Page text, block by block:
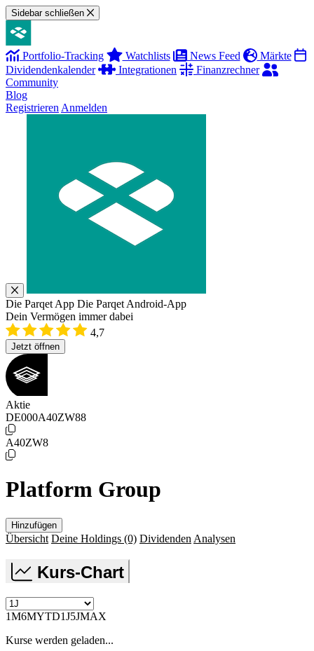
Sidebar schließen
Portfolio-Tracking Watchlists News Feed
Märkte
Dividendenkalender
Integrationen
Finanzrechner
Community
Blog
Registrieren Anmelden
Die Parqet App Die Parqet Android-App
Dein Vermögen immer dabei
4,7
Jetzt öffnen
Aktie
DE000A40ZW88
A40ZW8
Platform Group
Hinzufügen
Übersicht Deine Holdings (0) Dividenden Analysen
Kurs-Chart
1M6MYTD1J5JMAX
Kurse werden geladen...